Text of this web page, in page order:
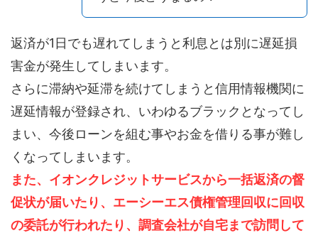
返済が1日でも遅れてしまうと利息とは別に遅延損
害金が発生してしまいます。
さらに滞納や延滞を続けてしまうと信用情報機関に
遅延情報が登録され、いわゆるブラックとなってし
まい、今後ローンを組む事やお金を借りる事が難し
くなってしまいます。
また、イオンクレジットサービスから一括返済の督
促状が届いたり、エーシーエス債権管理回収に回収
の委託が行われたり、調査会社が自宅まで訪問して